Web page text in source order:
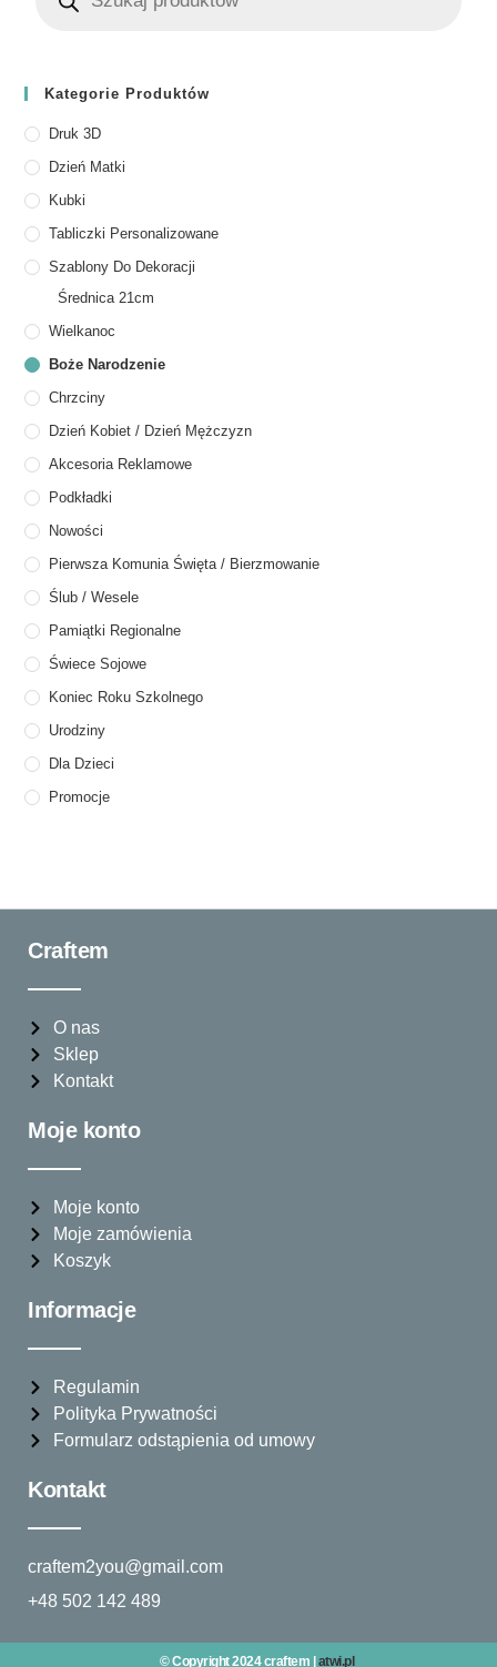
Kategorie Produktów
Druk 3D
Dzień Matki
Kubki
Tabliczki Personalizowane
Szablony Do Dekoracji
Średnica 21cm
Wielkanoc
Boże Narodzenie
Chrzciny
Dzień Kobiet / Dzień Mężczyzn
Akcesoria Reklamowe
Podkładki
Nowości
Pierwsza Komunia Święta / Bierzmowanie
Ślub / Wesele
Pamiątki Regionalne
Świece Sojowe
Koniec Roku Szkolnego
Urodziny
Dla Dzieci
Promocje
Craftem
O nas
Sklep
Kontakt
Moje konto
Moje konto
Moje zamówienia
Koszyk
Informacje
Regulamin
Polityka Prywatności
Formularz odstąpienia od umowy
Kontakt
craftem2you@gmail.com
+48 502 142 489
© Copyright 2024 craftem | atwi.pl